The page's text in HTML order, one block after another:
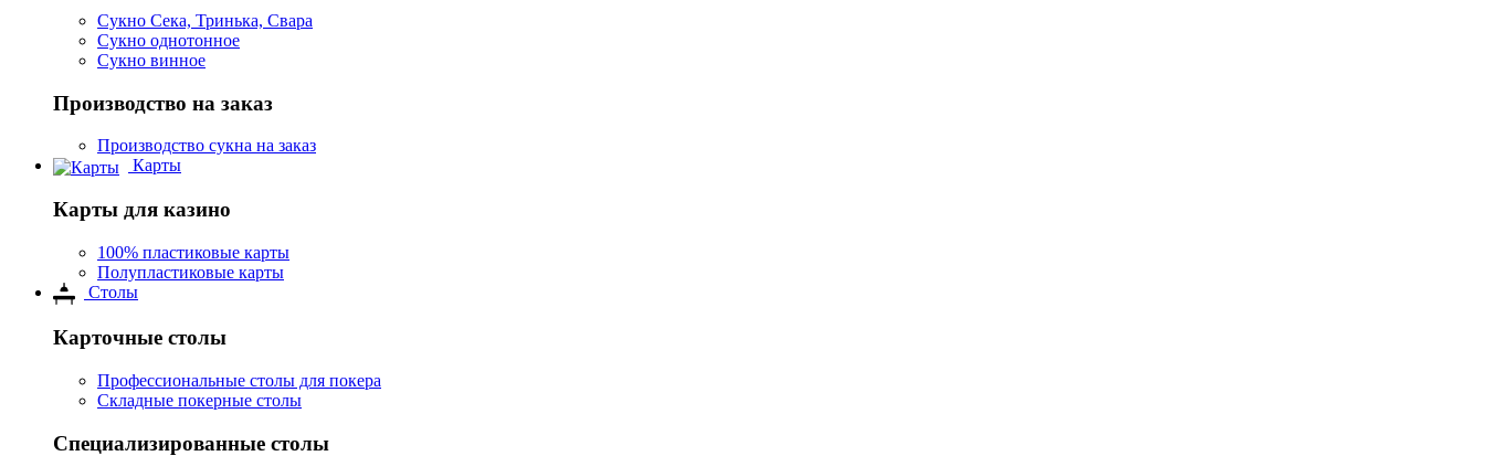
Сукно Сека, Тринька, Свара
Сукно однотонное
Сукно винное
Производство на заказ
Производство сукна на заказ
Карты
Карты для казино
100% пластиковые карты
Полупластиковые карты
Столы
Карточные столы
Профессиональные столы для покера
Складные покерные столы
Специализированные столы